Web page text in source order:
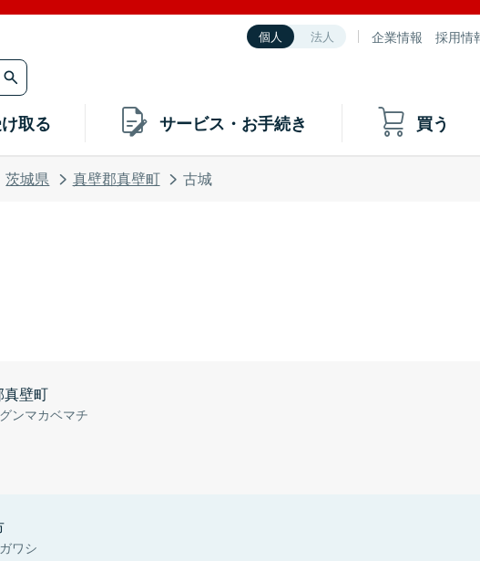
個人 法人 企業情報 採用情
取る サービス・お手続き 買う
茨城県 真壁郡真壁町 古城
真壁町
ンマカベマチ
ワシ